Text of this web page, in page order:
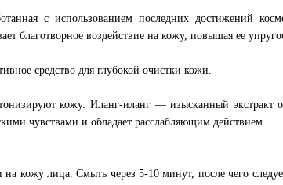
с использованием последних достижений
благотворное воздействие на кожу, повышая ее
средство для глубокой очистки кожи.
кожу. Иланг-иланг — изысканный экстракт
чувствами и обладает расслабляющим действием.
кожу лица. Смыть через 5-10 минут, после чего